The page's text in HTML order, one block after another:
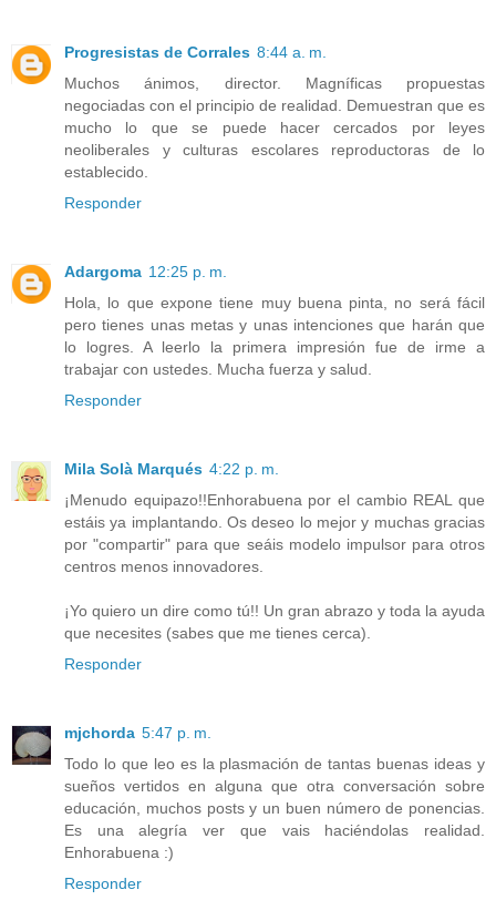
Progresistas de Corrales 8:44 a. m.
Muchos ánimos, director. Magníficas propuestas
negociadas con el principio de realidad. Demuestran que es
mucho lo que se puede hacer cercados por leyes
neoliberales y culturas escolares reproductoras de lo
establecido.
Responder
Adargoma 12:25 p. m.
Hola, lo que expone tiene muy buena pinta, no será fácil
pero tienes unas metas y unas intenciones que harán que
lo logres. A leerlo la primera impresión fue de irme a
trabajar con ustedes. Mucha fuerza y salud.
Responder
Mila Solà Marqués 4:22 p. m.
¡Menudo equipazo!!Enhorabuena por el cambio REAL que
estáis ya implantando. Os deseo lo mejor y muchas gracias
por "compartir" para que seáis modelo impulsor para otros
centros menos innovadores.
¡Yo quiero un dire como tú!! Un gran abrazo y toda la ayuda
que necesites (sabes que me tienes cerca).
Responder
mjchorda 5:47 p. m.
Todo lo que leo es la plasmación de tantas buenas ideas y
sueños vertidos en alguna que otra conversación sobre
educación, muchos posts y un buen número de ponencias.
Es una alegría ver que vais haciéndolas realidad.
Enhorabuena :)
Responder